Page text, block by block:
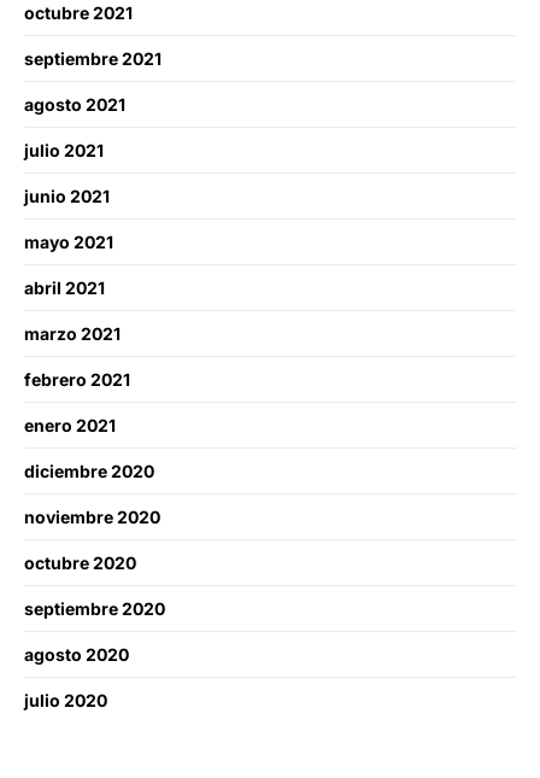
octubre 2021
septiembre 2021
agosto 2021
julio 2021
junio 2021
mayo 2021
abril 2021
marzo 2021
febrero 2021
enero 2021
diciembre 2020
noviembre 2020
octubre 2020
septiembre 2020
agosto 2020
julio 2020